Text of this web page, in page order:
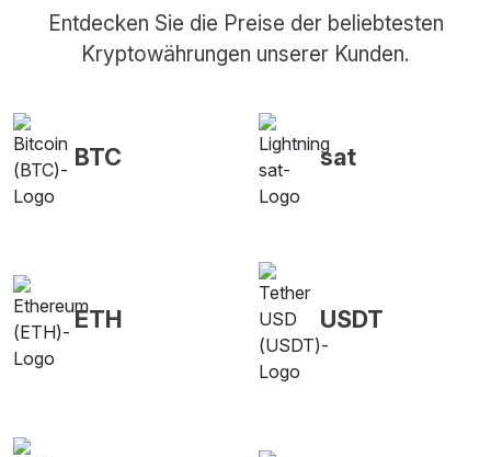
Entdecken Sie die Preise der beliebtesten
Kryptowährungen unserer Kunden.
BTC sat
ETH USDT